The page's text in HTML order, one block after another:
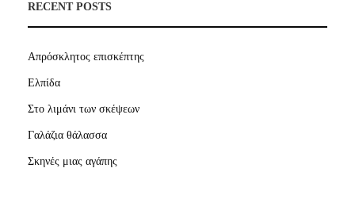
RECENT POSTS
Απρόσκλητος επισκέπτης
Ελπίδα
Στο λιμάνι των σκέψεων
Γαλάζια θάλασσα
Σκηνές μιας αγάπης